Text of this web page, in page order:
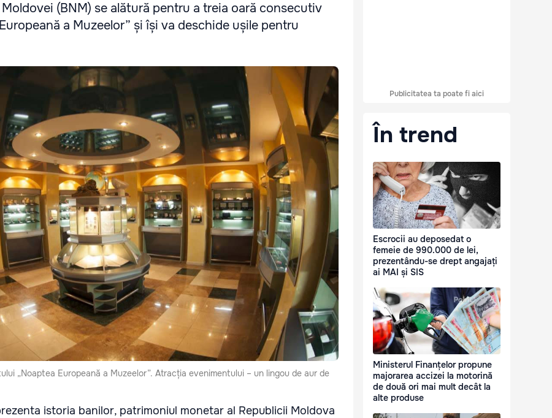
(BNM) se alătură pentru a treia oară consecutiv
a Muzeelor” și își va deschide ușile pentru
„Noaptea Europeană a Muzeelor”. Atracția evenimentului – un lingou de aur de
istoria banilor, patrimoniul monetar al Republicii Moldova
Publicitatea ta poate fi aici
În trend
Escrocii au deposedat o
femeie de 990.000 de lei,
prezentându-se drept angajați
ai MAI și SIS
Ministerul Finanțelor propune
majorarea accizei la motorină
de două ori mai mult decât la
alte produse